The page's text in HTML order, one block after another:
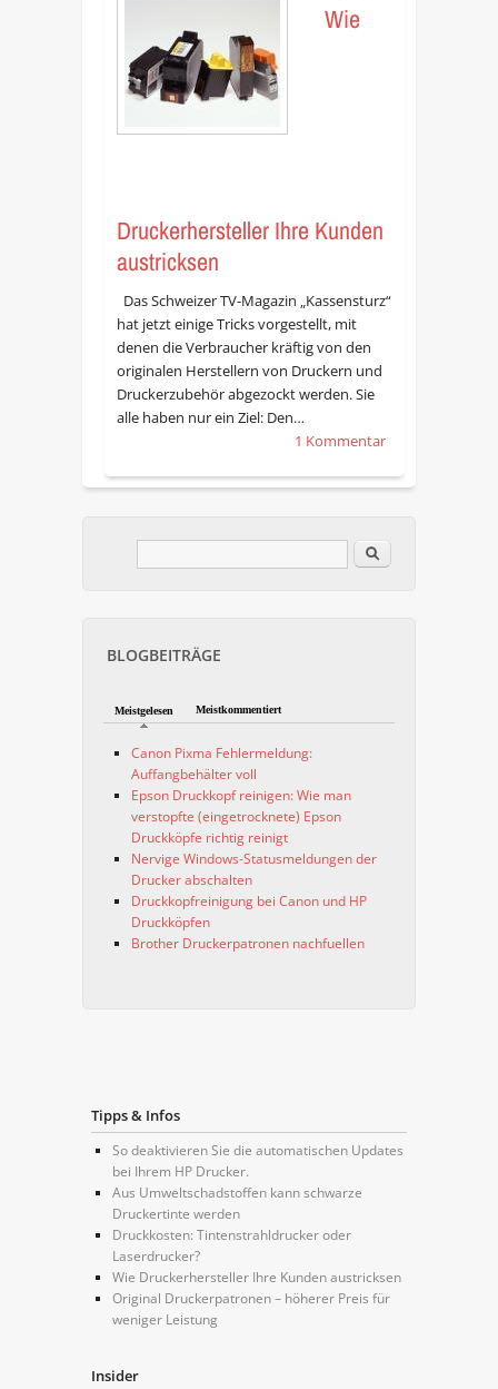
Wie
Druckerhersteller Ihre Kunden
austricksen
Das Schweizer TV-Magazin „Kassensturz“
hat jetzt einige Tricks vorgestellt, mit
denen die Verbraucher kräftig von den
originalen Herstellern von Druckern und
Druckerzubehör abgezockt werden. Sie
alle haben nur ein Ziel: Den…
1 Kommentar
Suchformular Im Blog suchen
BLOGBEITRÄGE
Meistgelesen Meistkommentiert
Canon Pixma Fehlermeldung:
Auffangbehälter voll
Epson Druckkopf reinigen: Wie man
verstopfte (eingetrocknete) Epson
Druckköpfe richtig reinigt
Nervige Windows-Statusmeldungen der
Drucker abschalten
Druckkopfreinigung bei Canon und HP
Druckköpfen
Brother Druckerpatronen nachfuellen
Tipps & Infos
So deaktivieren Sie die automatischen Updates
bei Ihrem HP Drucker.
Aus Umweltschadstoffen kann schwarze
Druckertinte werden
Druckkosten: Tintenstrahldrucker oder
Laserdrucker?
Wie Druckerhersteller Ihre Kunden austricksen
Original Druckerpatronen – höherer Preis für
weniger Leistung
Insider